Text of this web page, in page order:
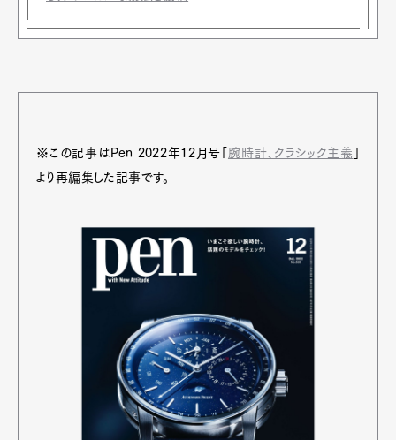
※この記事はPen 2022年12月号「 腕時計、クラシック主義
より再編集した記事です。